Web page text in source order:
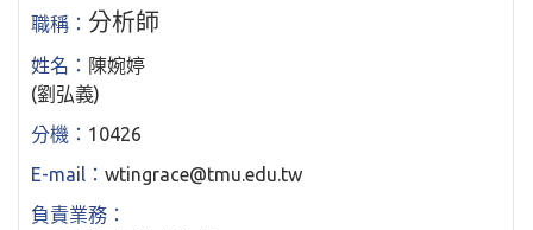
分析師
陳婉婷
(劉弘義)
10426
wtingrace@tmu.edu.tw